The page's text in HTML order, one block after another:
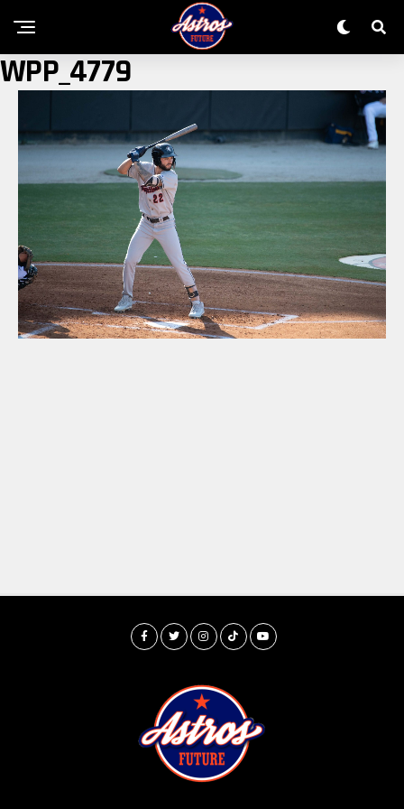
WPP_4779